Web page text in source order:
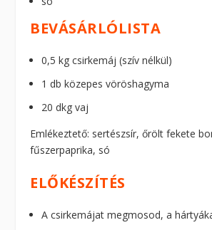
BEVÁSÁRLÓLISTA
0,5 kg csirkemáj (szív nélkül)
1 db közepes vöröshagyma
20 dkg vaj
Emlékeztető: sertészsír, őrölt fekete
fűszerpaprika, só
ELŐKÉSZÍTÉS
A csirkemájat megmosod, a